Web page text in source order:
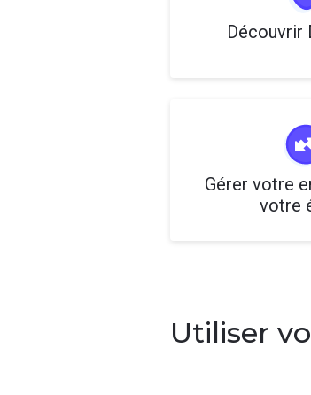
Découvrir
Gérer votre
votre
Utiliser